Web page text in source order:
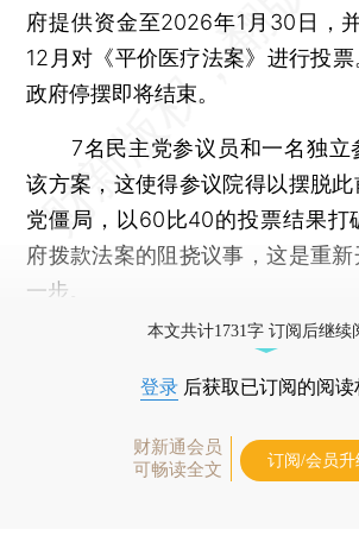
府提供资金至2026年1月30日，
12月对《平价医疗法案》进行投
政府停摆即将结束。
7名民主党参议员和一名独立
该方案，这使得参议院得以摆脱
党僵局，以60比40的投票结果打
府拨款法案的阻挠议事，这是重
一步。
本文共计1731字 订阅后继续
登录 后获取已订阅的阅读
财新通会员
可畅读全文
订阅/会员升